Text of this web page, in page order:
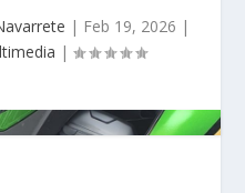
| Feb 19, 2026 |
|